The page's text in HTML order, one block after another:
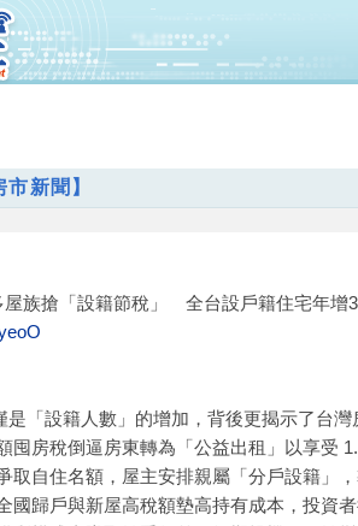
新聞】
屋族搶「設籍節稅」 全台設戶籍住宅年增
是「設籍人數」的增加，背後更揭示了台
囤房稅倒逼房東轉為「公益出租」以享受
取自住名額，屋主安排親屬「分戶設籍」
國歸戶與新屋高稅額墊高持有成本，投資